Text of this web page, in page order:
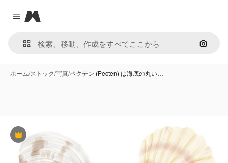
Close menu
Magnific
画像で
ホーム/ストック/写真/ペクテン (Pecten) は海底の丸い…
Premium